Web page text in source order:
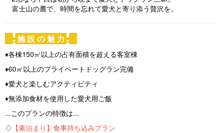
富士山の麓で、時間を忘れて愛犬と寄り添う贅沢を。
■ 施 設 の 魅 力 ■
♦各棟150㎡以上の占有面積を超える客室棟
♦60㎡以上のプライベートドッグラン完備
♦愛犬と楽しむアクティビティ
♦無添加食材を使用した愛犬用ご飯
...このプランの特徴は...
♢ 【素泊まり】食事持ち込みプラン